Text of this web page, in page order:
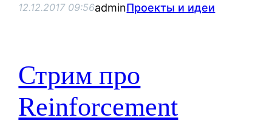
12.12.2017 09:56adminПроекты и идеи
Стрим про
Reinforcement